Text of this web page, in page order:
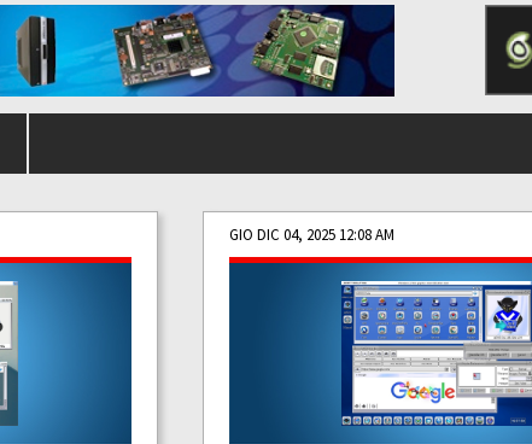
GIO DIC 04, 2025 12:08 AM